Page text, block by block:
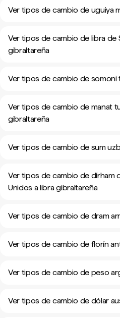
Ver tipos de cambio de uguiya
Ver tipos de cambio de libra de
gibraltareña
Ver tipos de cambio de somoni
Ver tipos de cambio de manat
gibraltareña
Ver tipos de cambio de sum
Ver tipos de cambio de dírham
Unidos a libra gibraltareña
Ver tipos de cambio de dram
Ver tipos de cambio de florín
Ver tipos de cambio de peso
Ver tipos de cambio de dólar